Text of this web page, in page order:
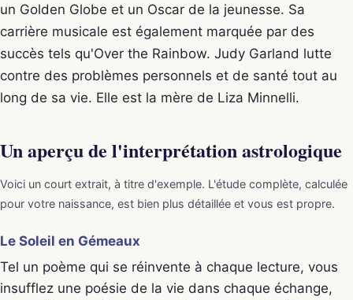
un Golden Globe et un Oscar de la jeunesse. Sa
carrière musicale est également marquée par des
succès tels qu'Over the Rainbow. Judy Garland lutte
contre des problèmes personnels et de santé tout au
long de sa vie. Elle est la mère de Liza Minnelli.
Un aperçu de l'interprétation astrologique
Voici un court extrait, à titre d'exemple. L'étude complète, calculée
pour votre naissance, est bien plus détaillée et vous est propre.
Le Soleil en Gémeaux
Tel un poème qui se réinvente à chaque lecture, vous
insufflez une poésie de la vie dans chaque échange,